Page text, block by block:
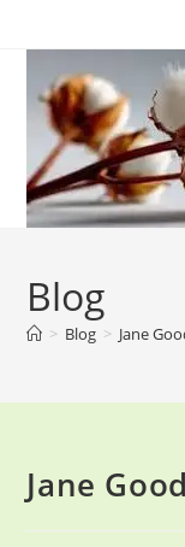
content
Blog
> Blog > Jane
Jane